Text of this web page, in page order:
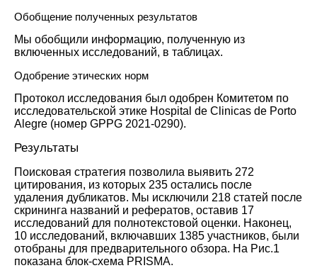
Обобщение полученных результатов
Мы обобщили информацию, полученную из
включенных исследований, в таблицах.
Одобрение этических норм
Протокол исследования был одобрен Комитетом по
исследовательской этике Hospital de Clinicas de Porto
Alegre (номер GPPG 2021-0290).
Результаты
Поисковая стратегия позволила выявить 272
цитирования, из которых 235 остались после
удаления дубликатов. Мы исключили 218 статей после
скрининга названий и рефератов, оставив 17
исследований для полнотекстовой оценки. Наконец,
10 исследований, включавших 1385 участников, были
отобраны для предварительного обзора. На Рис.1
показана блок-схема PRISMA.